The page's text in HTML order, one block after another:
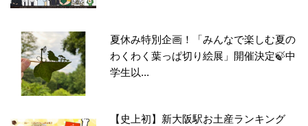
夏休み特別企画！「みんなで楽しむ夏の
わくわく葉っぱ切り絵展」開催決定🍃中
学生以...
【史上初】新大阪駅お土産ランキング